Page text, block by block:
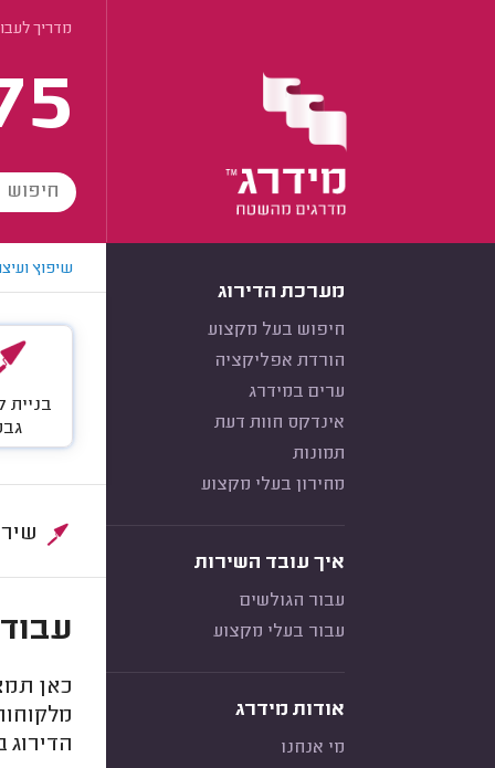
מדריך
מערכת הדירוג
חיפוש בעל מקצוע
הורדת אפליקציה
ערים במידרג
אינדקס חוות דעת
תמונות
מחירון בעלי מקצוע
איך עובד השירות
עבור הגולשים
עבור בעלי מקצוע
אודות מידרג
מי אנחנו
שיפוץ
בניית
כאן